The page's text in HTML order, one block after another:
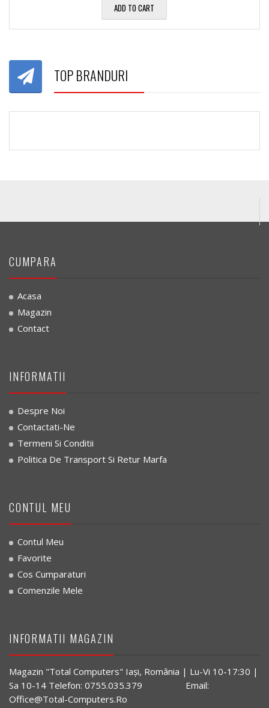
ADD TO CART
TOP BRANDURI
CUMPARA
Acasa
Magazin
Contact
INFORMATII
Despre Noi
Contactati-Ne
Termeni Si Conditii
Politica De Transport Si Retur Marfa
CONTUL MEU
Contul Meu
Favorite
Cos Cumparaturi
Comenzile Mele
INFORMATII MAGAZIN
Magazin "Total Computers" Iaşi, România | Lu-Vi 10-17:30 |
Sa 10-14 Telefon: 0755.035.379 Email:
Office@Total-Computers.Ro